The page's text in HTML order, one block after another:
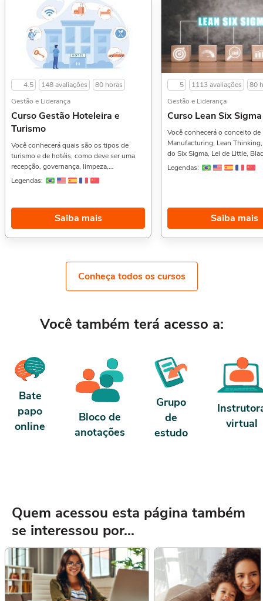
4.5 148 avaliações
80 horas
Gestão e Liderança
Curso Gestão Hoteleira e
Turismo
Você conhecerá quais são os tipos de
turismo e de hotéis, como deve ser uma
recepção, governança, limpeza,
gastronomia, área de eventos,
estratégico, orçamento e muito mais.Se
você se interessou por esse, vai gostar
também do Curso de Palestras,
Apresentações e Reuniões de Impacto,,
horária: O curso possui 80 horas de carga
horária. Porém, se for concluído antes de 5
dias, passa a ter 10 horas de carga horária.
Conforme nosso contrato e termos de uso.
Legendas:
Saiba mais
5 1113 avaliações
80
Gestão e Liderança
Curso Lean Six Sigma
Você conhecerá o conceito de
Manufacturing, Lean
do Six Sigma, Lei de Little,
Green Belt, DMAIC, Método
Segurança do Trabalho,,
Secretariado Executivo, e
Executivo na Prática,. Sobre a carga
horária: O curso possui 80
dias, passa a ter 10 horas de
Legendas:
Saiba mais
Conheça todos os cursos
Você também terá acesso a:
Bate
papo
online
Bloco de
anotações
Grupo
de
estudo
virtual
Quem acessou esta página também
se interessou por...